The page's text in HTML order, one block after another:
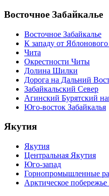
Восточное Забайкалье
Восточное Забайкалье
К западу от Яблонового
Чита
Окрестности Читы
Долина Шилки
Дорога на Дальний
Забайкальский Север
Агинский Бурятский
Юго-восток Забайкалья
Якутия
Якутия
Центральная Якутия
Юго-запад
Горнопромышленные
Арктическое